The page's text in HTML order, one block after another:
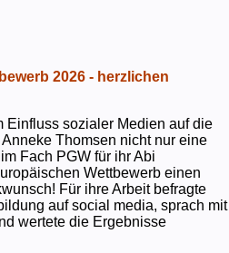
2026 - herzlichen
Einfluss sozialer Medien auf die
Thomsen nicht nur eine
Fach PGW für ihr Abi
Wettbewerb einen
Für ihre Arbeit befragte
auf social media, sprach mit
wertete die Ergebnisse